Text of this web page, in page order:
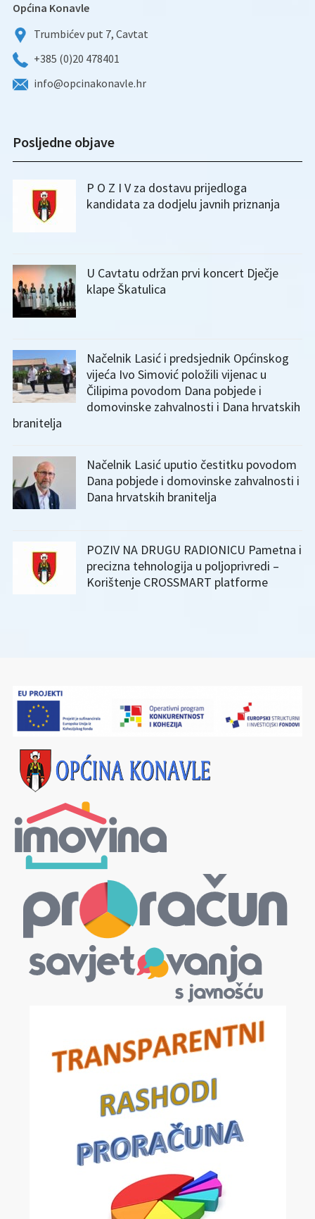
Općina Konavle
Trumbićev put 7, Cavtat
+385 (0)20 478401
info@opcinakonavle.hr
Posljedne objave
P O Z I V za dostavu prijedloga
kandidata za dodjelu javnih priznanja
U Cavtatu održan prvi koncert Dječje
klape Škatulica
Načelnik Lasić i predsjednik Općinskog
vijeća Ivo Simović položili vijenac u
Čilipima povodom Dana pobjede i
domovinske zahvalnosti i Dana hrvatskih
branitelja
Načelnik Lasić uputio čestitku povodom
Dana pobjede i domovinske zahvalnosti i
Dana hrvatskih branitelja
POZIV NA DRUGU RADIONICU Pametna i
precizna tehnologija u poljoprivredi –
Korištenje CROSSMART platforme